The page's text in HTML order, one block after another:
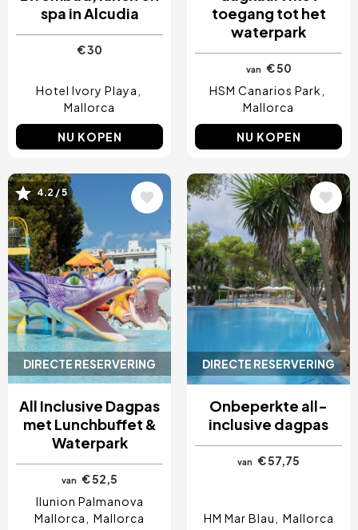
spa in Alcudia
€ 30
Hotel Ivory Playa
Mallorca
NU KOPEN
toegang tot het
waterpark
van € 50
HSM Canarios Park
Mallorca
NU KOPEN
DIRECTE RESERVERING
Afbeelding
4.2 / 5
All Inclusive Dagpas
met Lunchbuffet &
Waterpark
van
€ 52,5
Ilunion Palmanova
Mallorca
Mallorca
DIRECTE RESERVERING
Afbeelding
Onbeperkte all-
inclusive dagpas
van € 57,75
HM Mar Blau Mallorca